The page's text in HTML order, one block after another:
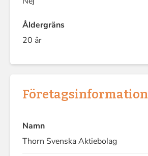
Åldergräns
20 år
Företagsinformation
Namn
Thorn Svenska Aktiebolag